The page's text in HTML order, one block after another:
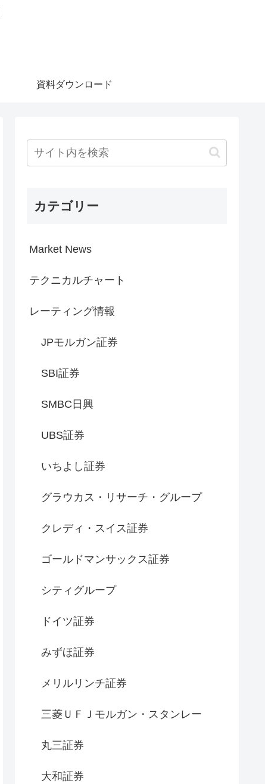
資料ダウンロード
カテゴリー
Market News
テクニカルチャート
レーティング情報
JPモルガン証券
SBI証券
SMBC日興
UBS証券
いちよし証券
グラウカス・リサーチ・グループ
クレディ・スイス証券
ゴールドマンサックス証券
シティグループ
ドイツ証券
みずほ証券
メリルリンチ証券
三菱ＵＦＪモルガン・スタンレー
丸三証券
大和証券